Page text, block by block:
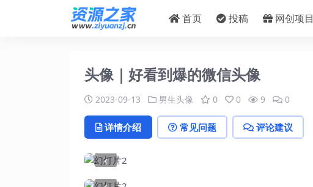
首页 投稿 网创项目
头像｜好看到爆的微信头像
2023-09-13 男生头像 0 0 9 0
详情介绍 常见问题 评论建议
‹